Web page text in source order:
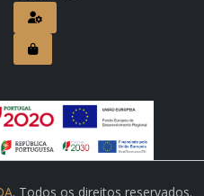
. Todos os direitos reservados.